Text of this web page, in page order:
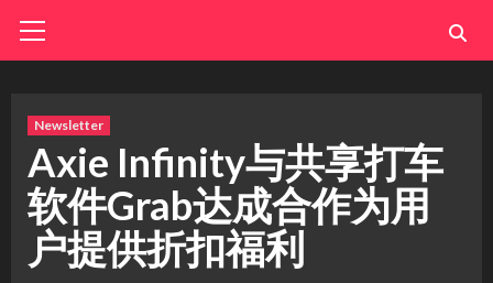
Menu
Newsletter
Axie Infinity与共享打车
软件Grab达成合作为用
户提供折扣福利